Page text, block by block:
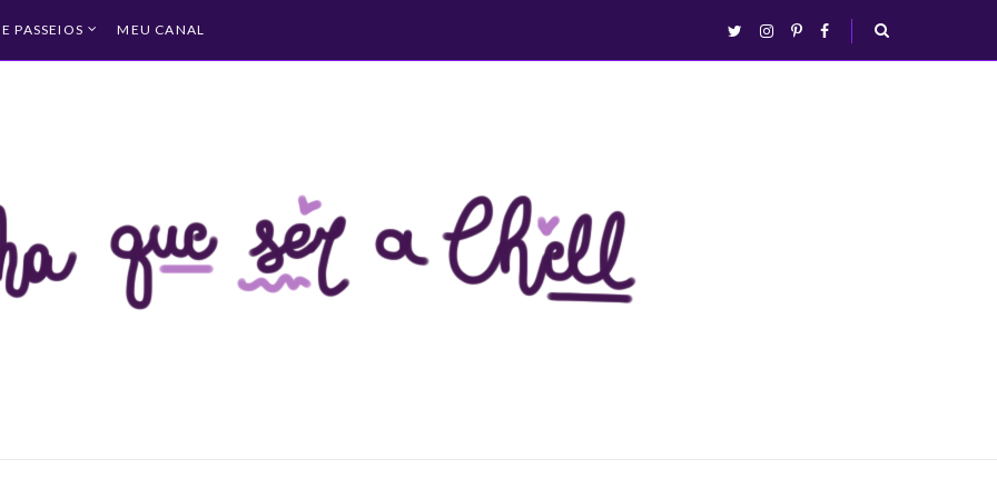
PASSEIOS MEU CANAL twitterinstagram
pinterestfacebook
busca